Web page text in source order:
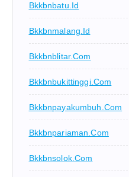
Bkkbnbatu.id
Bkkbnmalang.id
Bkkbnblitar.com
Bkkbnbukittinggi.com
Bkkbnpayakumbuh.com
Bkkbnpariaman.com
Bkkbnsolok.com